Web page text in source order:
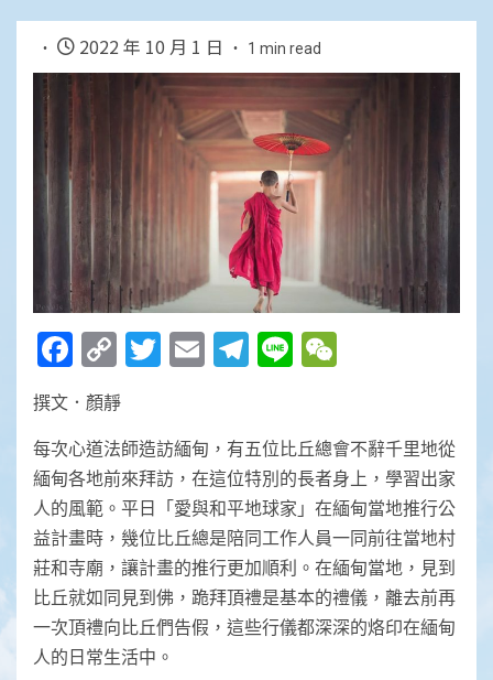
2022 年 10 月 1 日 1 min read
Facebook
Copy
Link
Twitter
EmailTelegram
Line
撰文．顏靜
每次心道法師造訪緬甸，有五位比丘總會不辭千里地從
緬甸各地前來拜訪，在這位特別的長者身上，學習出家
人的風範。平日「愛與和平地球家」在緬甸當地推行公
益計畫時，幾位比丘總是陪同工作人員一同前往當地村
莊和寺廟，讓計畫的推行更加順利。在緬甸當地，見到
比丘就如同見到佛，跪拜頂禮是基本的禮儀，離去前再
一次頂禮向比丘們告假，這些行儀都深深的烙印在緬甸
人的日常生活中。